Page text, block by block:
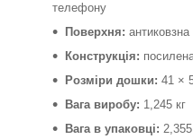
телефону
Поверхня: антиковзна
Конструкція:
Розміри дошки: 41 ×
Вага виробу: 1,245 кг
Вага в упаковці: 2,355